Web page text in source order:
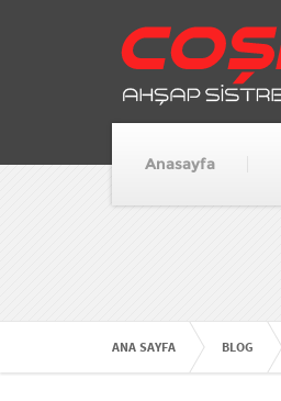
Anasayfa
ANA SAYFA BLOG